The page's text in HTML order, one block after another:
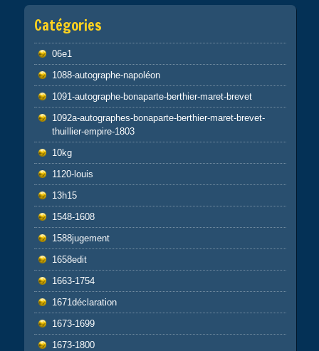
Catégories
06e1
1088-autographe-napoléon
1091-autographe-bonaparte-berthier-maret-brevet
1092a-autographes-bonaparte-berthier-maret-brevet-
thuillier-empire-1803
10kg
1120-louis
13h15
1548-1608
1588jugement
1658edit
1663-1754
1671déclaration
1673-1699
1673-1800